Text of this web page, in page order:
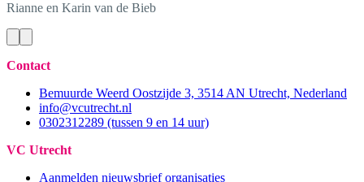
Rianne en Karin van de Bieb
Contact
Bemuurde Weerd Oostzijde 3, 3514 AN Utrecht, Nederland
info@vcutrecht.nl
0302312289 (tussen 9 en 14 uur)
VC Utrecht
Aanmelden nieuwsbrief organisaties